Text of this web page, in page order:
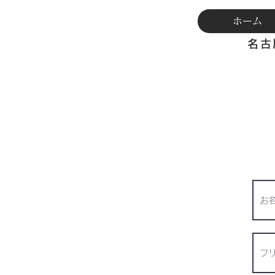
ホーム
名